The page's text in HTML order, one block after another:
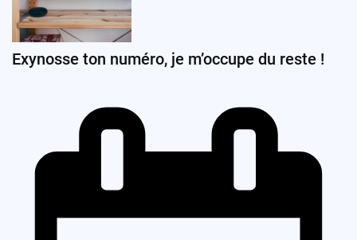
Exynosse ton numéro, je m’occupe du reste !